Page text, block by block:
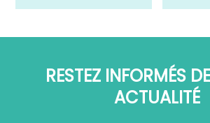
RESTEZ INFORMÉS
ACTUALITÉ